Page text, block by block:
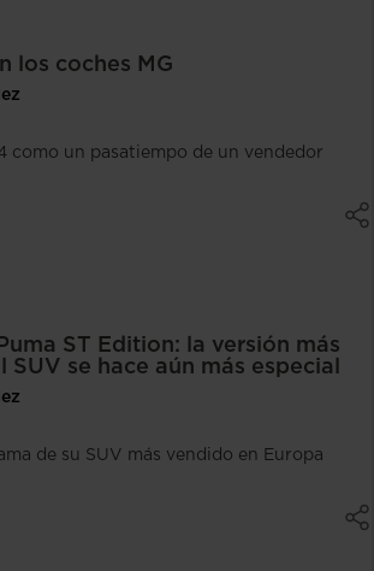
los coches MG
como un pasatiempo de un vendedor
ST Edition: la versión más
se hace aún más especial
de su SUV más vendido en Europa